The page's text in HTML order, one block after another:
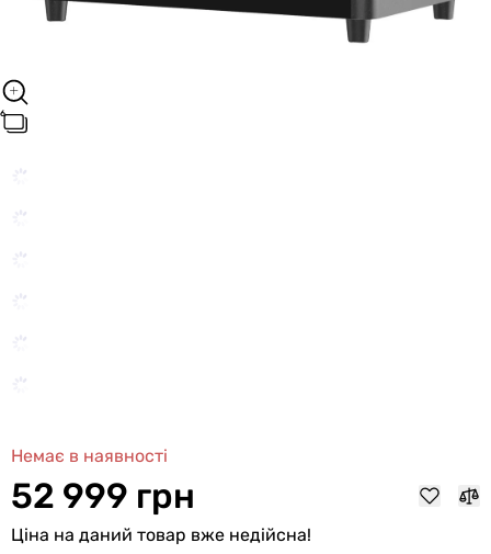
Немає в наявності
52 999 грн
Ціна на даний товар вже недійсна!